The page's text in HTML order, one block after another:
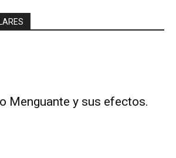
Menguante y sus efectos.